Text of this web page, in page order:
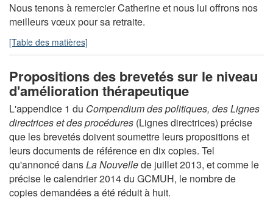
Nous tenons à remercier Catherine et nous lui offrons nos
meilleurs vœux pour sa retraite.
[Table des matières]
Propositions des brevetés sur le niveau
d'amélioration thérapeutique
L'appendice 1 du Compendium des politiques, des Lignes
directrices et des procédures (Lignes directrices) précise
que les brevetés doivent soumettre leurs propositions et
leurs documents de référence en dix copies. Tel
qu'annoncé dansLa Nouvellede juillet 2013, et comme le
précise le calendrier 2014 du GCMUH, le nombre de
copies demandées a été réduit à huit.